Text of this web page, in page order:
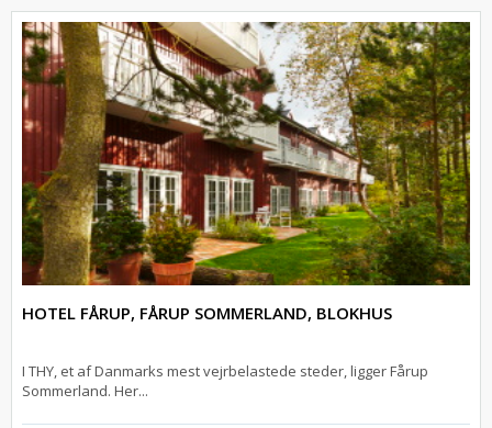
HOTEL FÅRUP, FÅRUP SOMMERLAND, BLOKHUS
I THY, et af Danmarks mest vejrbelastede steder, ligger Fårup
Sommerland. Her...